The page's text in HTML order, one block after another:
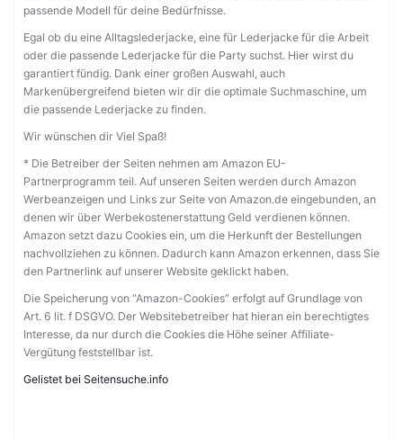
passende Modell für deine Bedürfnisse.
Egal ob du eine Alltagslederjacke, eine für Lederjacke für die Arbeit
oder die passende Lederjacke für die Party suchst. Hier wirst du
garantiert fündig. Dank einer großen Auswahl, auch
Markenübergreifend bieten wir dir die optimale Suchmaschine, um
die passende Lederjacke zu finden.
Wir wünschen dir Viel Spaß!
* Die Betreiber der Seiten nehmen am Amazon EU-
Partnerprogramm teil. Auf unseren Seiten werden durch Amazon
Werbeanzeigen und Links zur Seite von Amazon.de eingebunden, an
denen wir über Werbekostenerstattung Geld verdienen können.
Amazon setzt dazu Cookies ein, um die Herkunft der Bestellungen
nachvollziehen zu können. Dadurch kann Amazon erkennen, dass Sie
den Partnerlink auf unserer Website geklickt haben.
Die Speicherung von “Amazon-Cookies” erfolgt auf Grundlage von
Art. 6 lit. f DSGVO. Der Websitebetreiber hat hieran ein berechtigtes
Interesse, da nur durch die Cookies die Höhe seiner Affiliate-
Vergütung feststellbar ist.
Gelistet bei Seitensuche.info